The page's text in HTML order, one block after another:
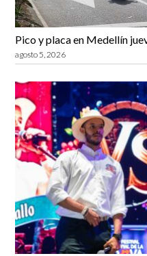
Pico y placa en Medellín
agosto 5, 2026